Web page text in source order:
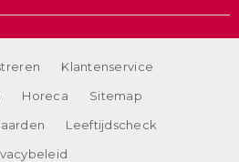
Klantenservice
Horeca
Sitemap
Leeftijdscheck